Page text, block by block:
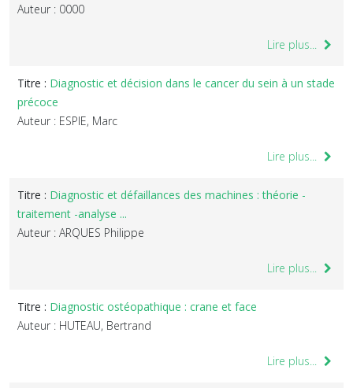
Auteur : 0000
Lire plus...
Titre : Diagnostic et décision dans le cancer du sein à un stade
précoce
Auteur : ESPIE, Marc
Lire plus...
Titre : Diagnostic et défaillances des machines : théorie -
traitement -analyse ...
Auteur : ARQUES Philippe
Lire plus...
Titre : Diagnostic ostéopathique : crane et face
Auteur : HUTEAU, Bertrand
Lire plus...